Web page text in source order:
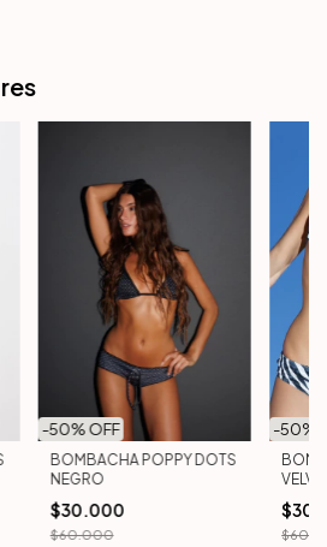
-50% OFF
BOMBACHA POPPY DOTS
NEGRO
$30.000
$60.000
-50%